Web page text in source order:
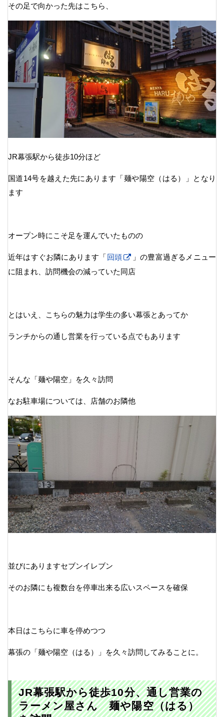
その足で向かった先はこちら、
JR幕張駅から徒歩10分ほど
国道14号を越えた先にあります「麺や陽空（はる）」となり
ます
オープン時にこそ足を運んでいたものの
近年はすぐお隣にあります「回頭
」の豊富過ぎるメニュー
に阻まれ、訪問機会の減っていた同店
とはいえ、こちらの魅力は学生の多い幕張とあってか
ランチからの通し営業を行っている点でもあります
そんな「麺や陽空」を久々訪問
なお駐車場については、店舗のお隣他
並びにありますセブンイレブン
そのお隣にも複数台を停車出来る広いスペースを確保
本日はこちらに車を停めつつ
幕張の「麺や陽空（はる）」を久々訪問してみることに。
JR幕張駅から徒歩10分、通し営業の
ラーメン屋さん 麺や陽空（はる）